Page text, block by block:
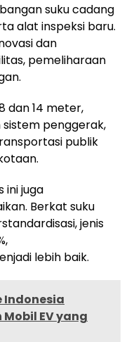
suku cadang
alat inspeksi baru.
dan
pemeliharaan
dan 14 meter,
penggerak,
publik
ini juga
Berkat suku
jenis
lebih baik.
Indonesia
EV yang